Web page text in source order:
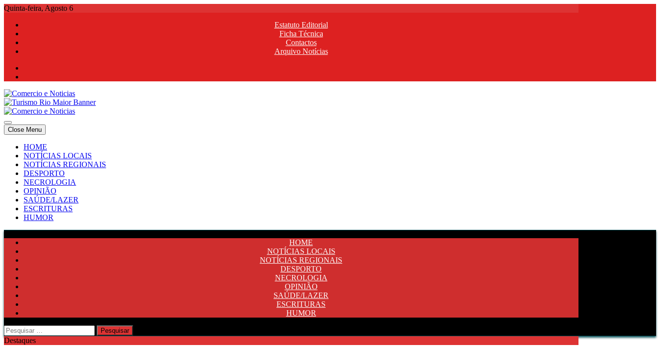
Skip
content
Quinta-feira, Agosto 6
Estatuto Editorial
Ficha Técnica
Contactos
Arquivo Notícias
Comercio e Noticias
Notícias e Publicidade Online
Comercio e Noticias
Notícias e Publicidade Online
Close Menu
HOME
NOTÍCIAS LOCAIS
NOTÍCIAS REGIONAIS
DESPORTO
NECROLOGIA
OPINIÃO
SAÚDE/LAZER
ESCRITURAS
HUMOR
HOME
NOTÍCIAS LOCAIS
NOTÍCIAS REGIONAIS
DESPORTO
NECROLOGIA
OPINIÃO
SAÚDE/LAZER
ESCRITURAS
HUMOR
Pesquisar
por:
Destaques